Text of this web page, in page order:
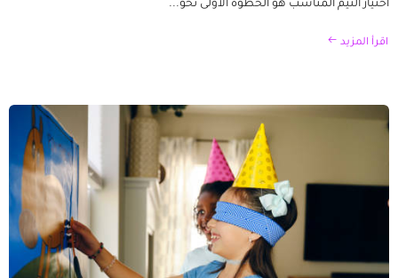
اختيار الثيم المناسب هو الخطوة الأولى نحو...
اقرأ المزيد